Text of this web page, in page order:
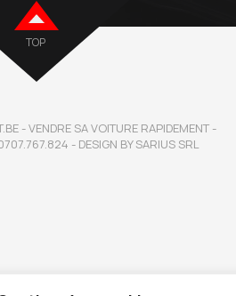
TOP
- VENDRE SA VOITURE RAPIDEMENT -
- DESIGN BY SARIUS SRL